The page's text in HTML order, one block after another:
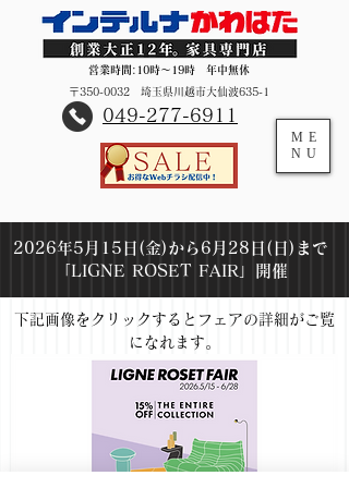
営業時間:10時～19時 年中無休
〒350-0032 埼玉県川越市大仙波635-1
​049-277-6911
ME
NU
2026年5月15日(金)から6月28日(日)まで
「LIGNE ROSET FAIR」開催​
下記画像をクリックするとフェアの詳細がご覧
になれます。